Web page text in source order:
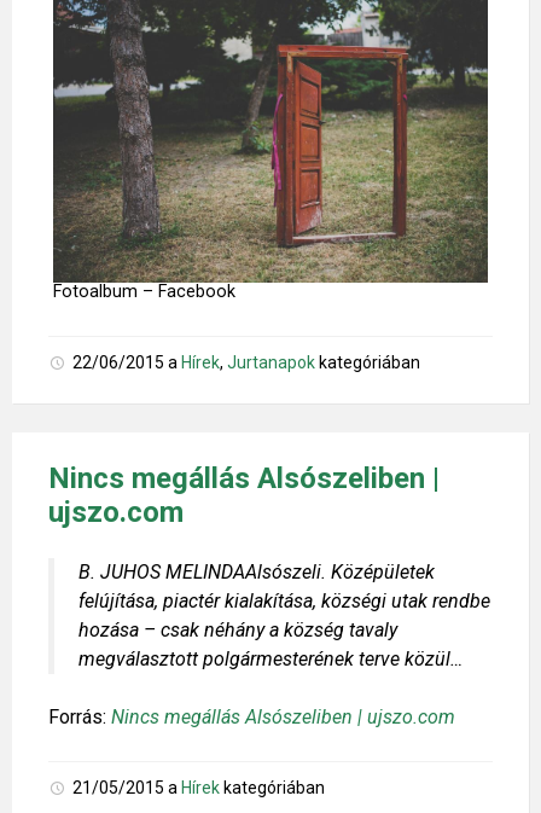
Fotoalbum – Facebook
22/06/2015 a Hírek, Jurtanapok kategóriában
Nincs megállás Alsószeliben |
ujszo.com
B. JUHOS MELINDAAlsószeli. Középületek
felújítása, piactér kialakítása, községi utak rendbe
hozása – csak néhány a község tavaly
megválasztott polgármesterének terve közül…
Forrás: Nincs megállás Alsószeliben | ujszo.com
21/05/2015 a Hírek kategóriában